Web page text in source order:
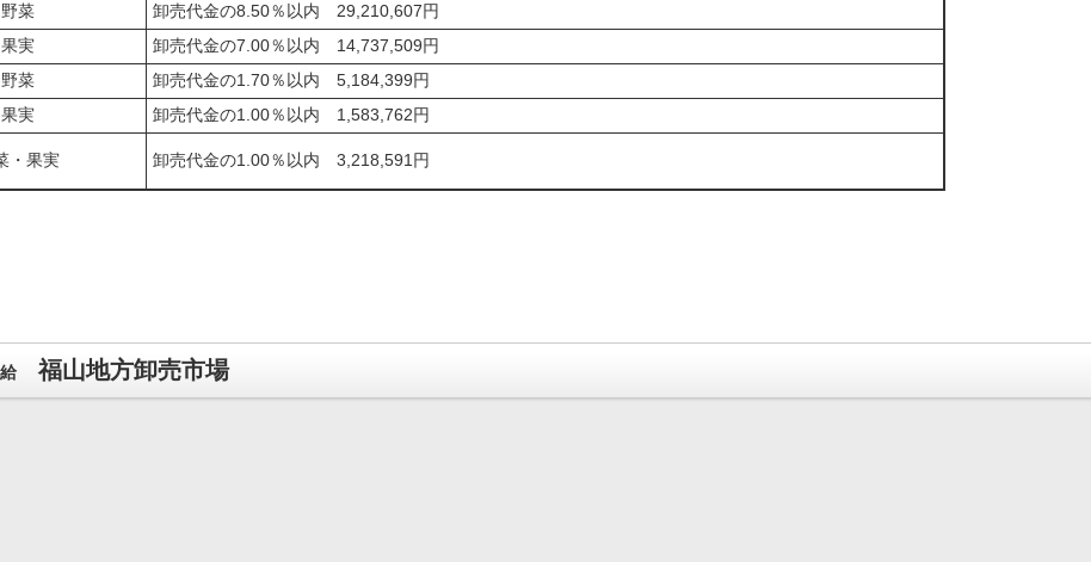
野菜
卸売代金の8.50％以内 29,210,607円
果実
卸売代金の7.00％以内 14,737,509円
野菜
卸売代金の1.70％以内 5,184,399円
果実
卸売代金の1.00％以内 1,583,762円
・果実 卸売代金の1.00％以内 3,218,591円
福山地方卸売市場